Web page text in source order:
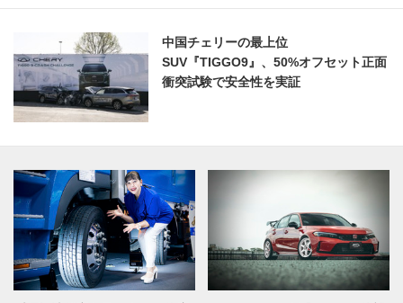
中国チェリーの最上位
SUV『TIGGO9』、50%オフセット正面
衝突試験で安全性を実証